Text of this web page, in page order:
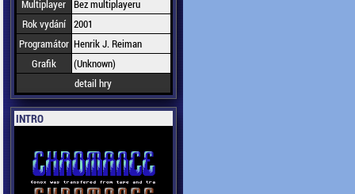
Multiplayer Bez multiplayeru
Rok vydání 2001
Programátor Henrik J. Reiman
Grafik
(Unknown)
detail hry
INTRO